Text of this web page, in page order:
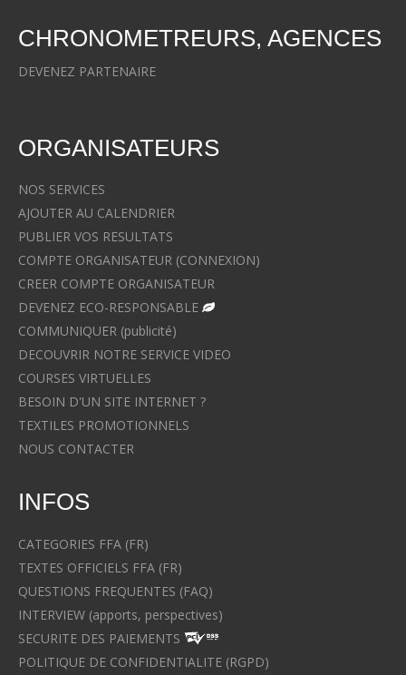
CHRONOMETREURS, AGENCES
DEVENEZ PARTENAIRE
ORGANISATEURS
NOS SERVICES
AJOUTER AU CALENDRIER
PUBLIER VOS RESULTATS
COMPTE ORGANISATEUR (CONNEXION)
CREER COMPTE ORGANISATEUR
DEVENEZ ECO-RESPONSABLE
COMMUNIQUER (publicité)
DECOUVRIR NOTRE SERVICE VIDEO
COURSES VIRTUELLES
BESOIN D'UN SITE INTERNET ?
TEXTILES PROMOTIONNELS
NOUS CONTACTER
INFOS
CATEGORIES FFA (FR)
TEXTES OFFICIELS FFA (FR)
QUESTIONS FREQUENTES (FAQ)
INTERVIEW (apports, perspectives)
SECURITE DES PAIEMENTS
POLITIQUE DE CONFIDENTIALITE (RGPD)